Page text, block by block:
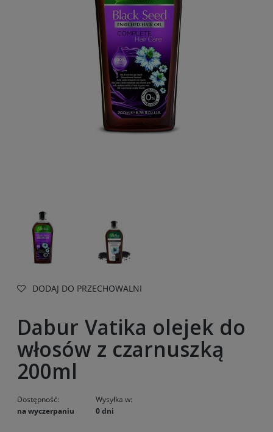
DODAJ DO PRZECHOWALNI
Dabur Vatika olejek do
włosów z czarnuszką
200ml
Dostępność:
na wyczerpaniu
Wysyłka w:
0 dni